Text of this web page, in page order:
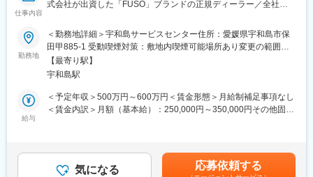
な点検案内をきめ細やかに行っていることから、多くのお客様よ
て取引先からの厚い信頼に加えて、各地域に支店、営業所を展開
しているため、抜群の安定基盤を誇ります。
■社風：
制が築かれております。また、社内研修、社内イベントなどにお
いて、各部署、各支店の社員と交流できるチャンスが多々用意さ
変更の範囲：会社の定める業務
仕事内容
式会社が出資した「FUSO」ブランドの正規ディーラー／全社平
／転勤なし】
■業務概要：
大型のトラック、商用車の整備を担当いただきます。
※車検がメインとなり、基本的には工場勤務です。外に行くことは
ほとんどありません。
輩社員に聞ける環境です。また整備士や検査員、牽引免許などの
業務で必要な資格は全額会社負担で取得頂けます。
勤務地
＜勤務地詳細＞宇和島サービスセンター住所：愛媛県宇和島市保
田甲885-1 受動喫煙対策：敷地内喫煙可能場所あり変更の範囲：
無【最寄り駅】
宇和島駅
給与
＜予定年収＞500万円～600万円＜賃金形態＞月給制補足事項なし
＜賃金内訳＞月額（基本給）：250,000円～350,000円その他固定
円）の過去実績あり■賞与：年2回※過去実績4ヶ月分賃金はあくま
でも目安の金額であり、選考を通じて上下する可能性がありま
気になる 応募依頼する